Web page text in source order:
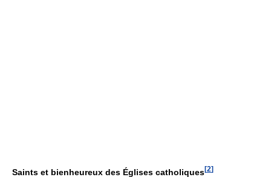
Saints et bienheureux des Églises catholiques[2]